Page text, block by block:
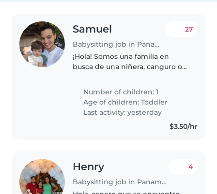
Samuel
Babysitting job in Panama City
27
¡Hola! Somos una familia en
busca de una niñera, canguro o
pequeño. Es cariñoso, muy
energético y curioso.
Necesitamos a alguien cómodo/a
cocinando y..
Number of children: 1
Age of children:Toddler
Last activity: yesterday
$3.50/hr
Henry
Babysitting job in Panama City
4